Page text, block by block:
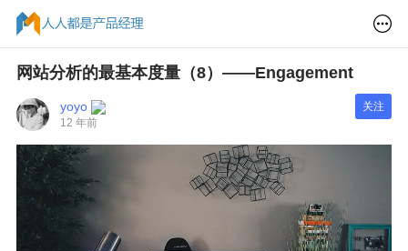
网站分析的最基本度量（8）——Engagement
yoyo
12 年前
关注